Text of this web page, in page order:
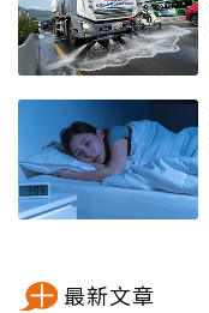
最新文章